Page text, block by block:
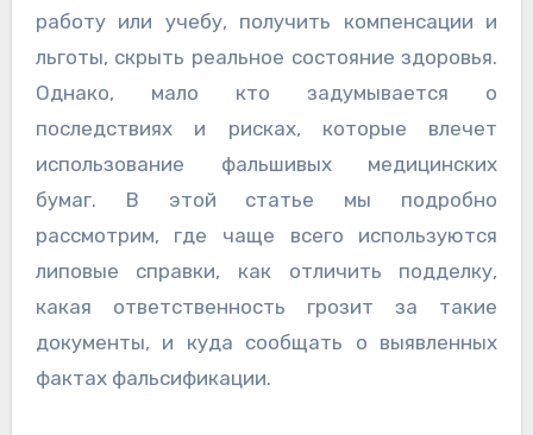
работу или учебу, получить компенсации и
льготы, скрыть реальное состояние здоровья.
Однако, мало кто задумывается о
последствиях и рисках, которые влечет
использование фальшивых медицинских
бумаг. В этой статье мы подробно
рассмотрим, где чаще всего используются
липовые справки, как отличить подделку,
какая ответственность грозит за такие
документы, и куда сообщать о выявленных
фактах фальсификации.